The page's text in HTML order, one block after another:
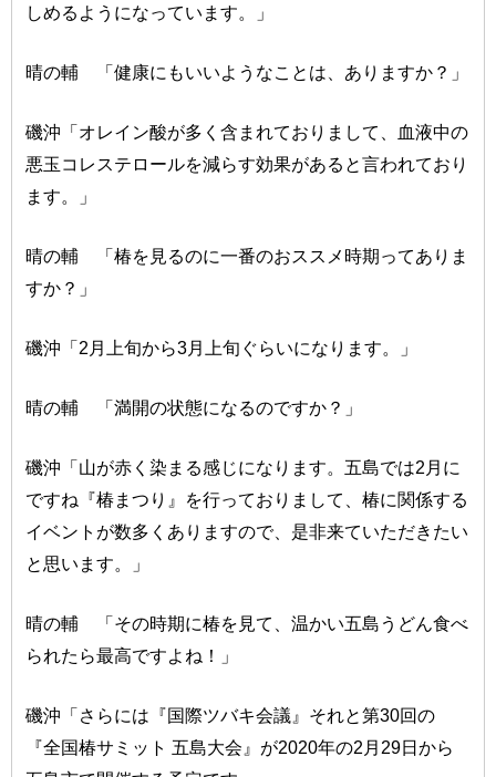
しめるようになっています。」
晴の輔 「健康にもいいようなことは、ありますか？」
磯沖「オレイン酸が多く含まれておりまして、血液中の
悪玉コレステロールを減らす効果があると言われており
ます。」
晴の輔 「椿を見るのに一番のおススメ時期ってありま
すか？」
磯沖「2月上旬から3月上旬ぐらいになります。」
晴の輔 「満開の状態になるのですか？」
磯沖「山が赤く染まる感じになります。五島では2月に
ですね『椿まつり』を行っておりまして、椿に関係する
イベントが数多くありますので、是非来ていただきたい
と思います。」
晴の輔 「その時期に椿を見て、温かい五島うどん食べ
られたら最高ですよね！」
磯沖「さらには『国際ツバキ会議』それと第30回の
『全国椿サミット 五島大会』が2020年の2月29日から